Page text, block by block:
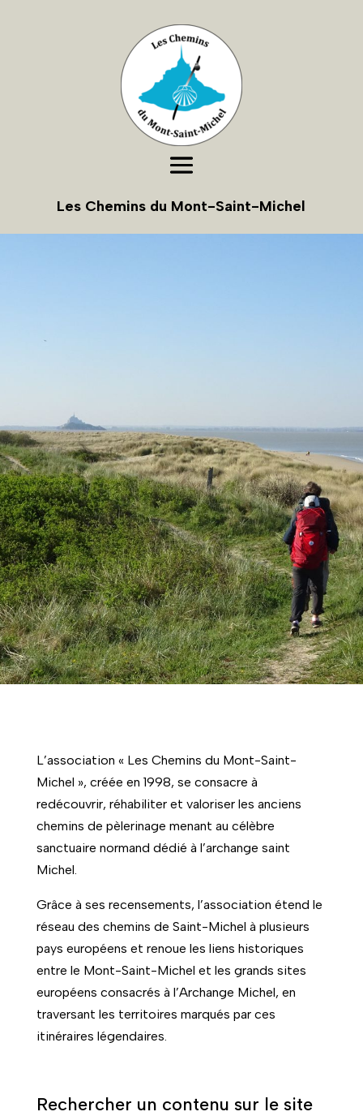
Les Chemins du Mont-Saint-Michel
L’association « Les Chemins du Mont-Saint-
Michel », créée en 1998, se consacre à
redécouvrir, réhabiliter et valoriser les anciens
chemins de pèlerinage menant au célèbre
sanctuaire normand dédié à l’archange saint
Michel.
Grâce à ses recensements, l’association étend le
réseau des chemins de Saint-Michel à plusieurs
pays européens et renoue les liens historiques
entre le Mont-Saint-Michel et les grands sites
européens consacrés à l’Archange Michel, en
traversant les territoires marqués par ces
itinéraires légendaires.
Rechercher un contenu sur le site